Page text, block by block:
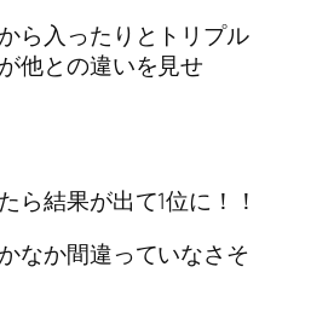
ら入ったりとトリプル
他との違いを見せ
ら結果が出て1位に！！
なか間違っていなさそ